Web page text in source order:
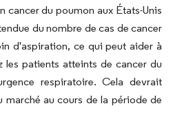
cancer du poumon aux États-Unis
du nombre de cas de cancer
d'aspiration, ce qui peut aider à
les patients atteints de cancer du
respiratoire. Cela devrait
marché au cours de la période de